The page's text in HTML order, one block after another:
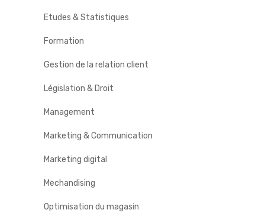
Etudes & Statistiques
Formation
Gestion de la relation client
Législation & Droit
Management
Marketing & Communication
Marketing digital
Mechandising
Optimisation du magasin